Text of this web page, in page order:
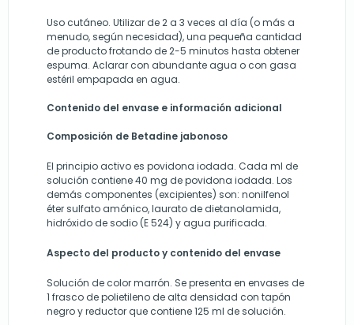
Uso cutáneo. Utilizar de 2 a 3 veces al día (o más a
menudo, según necesidad), una pequeña cantidad
de producto frotando de 2-5 minutos hasta obtener
espuma. Aclarar con abundante agua o con gasa
estéril empapada en agua.
Contenido del envase e información adicional
Composición de Betadine jabonoso
El principio activo es povidona iodada. Cada ml de
solución contiene 40 mg de povidona iodada. Los
demás componentes (excipientes) son: nonilfenol
éter sulfato amónico, laurato de dietanolamida,
hidróxido de sodio (E 524) y agua purificada.
Aspecto del producto y contenido del envase
Solución de color marrón. Se presenta en envases de
1 frasco de polietileno de alta densidad con tapón
negro y reductor que contiene 125 ml de solución.